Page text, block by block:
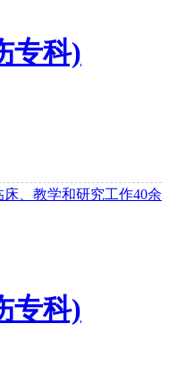
专科)
、教学和研究工作40余
专科)